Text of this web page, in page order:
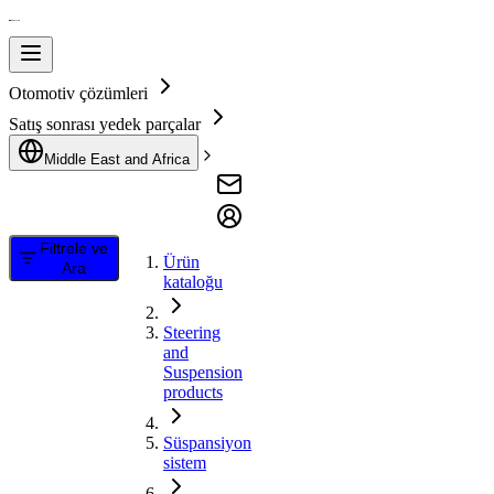
Otomotiv çözümleri
Satış sonrası yedek parçalar
Middle East and Africa
Filtrele ve
Ara
Ürün
kataloğu
Steering
and
Suspension
products
Süspansiyon
sistem